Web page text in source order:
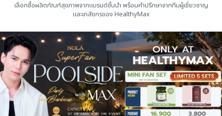
ศษสมาชิก
สุขภาพ
กค้า
เลือกซื้อผลิตภัณฑ์สุขภาพจากแบรนด์ชั้นนำ พร้อมคำปรึกษาจากทีมผู้เชี่ยวชาญ
และเภสัชกรของ HealthyMax